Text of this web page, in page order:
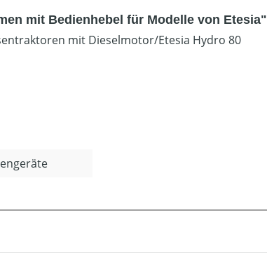
mit Bedienhebel für Modelle von Etesia"
mit Dieselmotor/Etesia Hydro 80